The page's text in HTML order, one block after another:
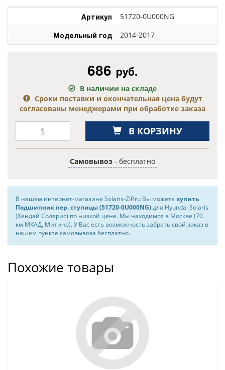
Артикул 51720-0U000NG
Модельный год 2014-2017
686 руб.
В наличии на складе
Сроки поставки и окончательная цена будут
согласованы менеджерами при обработке заказа
В КОРЗИНУ
Самовывоз - бесплатно
В нашем интернет-магазине Solaris-ZIP.ru Вы можете купить
Подшипник пер. ступицы (51720-0U000NG)для Hyundai Solaris
(Хендай Солярис) по низкой цене. Мы находимся в Москве (70
км МКАД, Митино). У Вас есть возможность забрать свой заказ в
нашем пункте самовывоза бесплатно.
Похожие товары